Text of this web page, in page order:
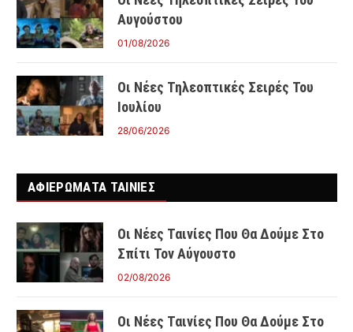
Αυγούστου
01/08/2026
Οι Νέες Τηλεοπτικές Σειρές Του
Ιουλίου
28/06/2026
ΑΦΙΕΡΩΜΑΤΑ ΤΑΙΝΊΕΣ
Οι Νέες Ταινίες Που Θα Δούμε Στο
Σπίτι Τον Αύγουστο
02/08/2026
Οι Νέες Ταινίες Που Θα Δούμε Στο